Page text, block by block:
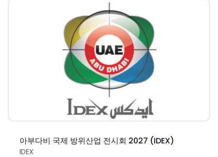
아부다비 국제 방위산업 전시회 2027 (IDEX)
IDEX